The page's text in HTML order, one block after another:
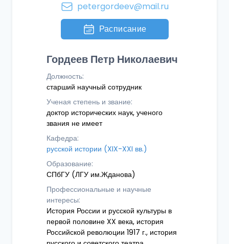
petergordeev@mail.ru
Расписание
Гордеев Петр Николаевич
Должность:
старший научный сотрудник
Ученая степень и звание:
доктор исторических наук, ученого
звания не имеет
Кафедра:
русской истории (XIX-XXI вв.)
Образование:
СПбГУ (ЛГУ им.Жданова)
Профессиональные и научные
интересы:
История России и русской культуры в
первой половине XX века, история
Российской революции 1917 г., история